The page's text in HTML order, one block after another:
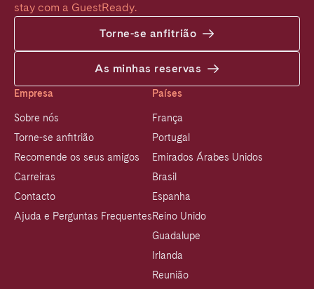
stay com a GuestReady.
Torne-se anfitrião
As minhas reservas
Empresa
Sobre nós
Torne-se anfitrião
Recomende os seus amigos
Carreiras
Contacto
Ajuda e Perguntas Frequentes
Países
França
Portugal
Emirados Árabes Unidos
Brasil
Espanha
Reino Unido
Guadalupe
Irlanda
Reunião